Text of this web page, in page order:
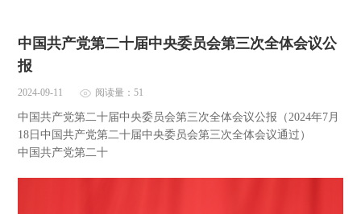
中国共产党第二十届中央委员会第三次全体会议公
报
2024-09-11 阅读量：51
中国共产党第二十届中央委员会第三次全体会议公报（2024年7月
18日中国共产党第二十届中央委员会第三次全体会议通过）
中国共产党第二十